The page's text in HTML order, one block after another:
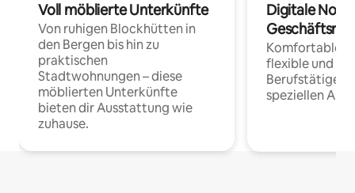
Voll möblierte Unterkünfte
Von ruhigen Blockhütten in
den Bergen bis hin zu
praktischen
Stadtwohnungen – diese
möblierten Unterkünfte
bieten dir Ausstattung wie
zuhause.
Digitale
Komfortable
flexible und
Berufstätige
speziellen